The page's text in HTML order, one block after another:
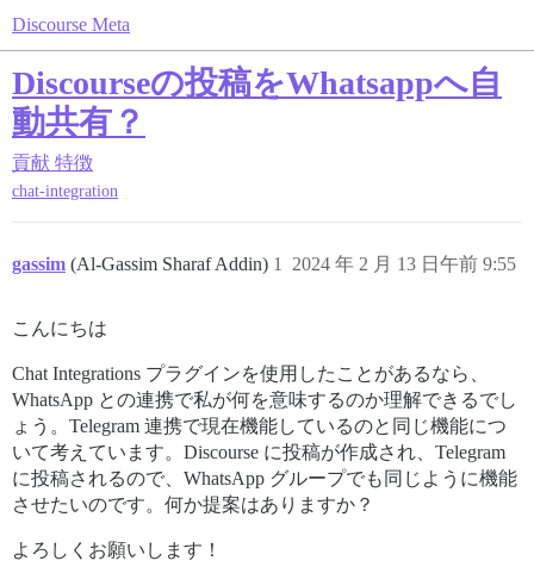
Discourse Meta
Discourseの投稿をWhatsappへ自
動共有？
貢献 特徴
chat-integration
gassim (Al-Gassim Sharaf Addin) 2024 年 2 月 13 日午前 9:55
1
こんにちは
Chat Integrations プラグインを使用したことがあるなら、
WhatsApp との連携で私が何を意味するのか理解できるでし
ょう。Telegram 連携で現在機能しているのと同じ機能につ
いて考えています。Discourse に投稿が作成され、Telegram
に投稿されるので、WhatsApp グループでも同じように機能
させたいのです。何か提案はありますか？
よろしくお願いします！